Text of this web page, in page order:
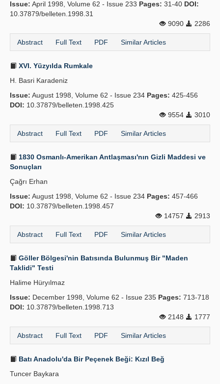
Issue: April 1998, Volume 62 - Issue 233 Pages: 31-40 DOI:
10.37879/belleten.1998.31
9090
2286
Abstract Full Text PDF Similar Articles
XVI. Yüzyılda Rumkale
H. Basri Karadeniz
Issue: August 1998, Volume 62 - Issue 234 Pages: 425-456
DOI: 10.37879/belleten.1998.425
9554
3010
Abstract Full Text PDF Similar Articles
1830 Osmanlı-Amerikan Antlaşması'nın Gizli Maddesi ve
Sonuçları
Çağrı Erhan
Issue: August 1998, Volume 62 - Issue 234 Pages: 457-466
DOI: 10.37879/belleten.1998.457
14757
2913
Abstract Full Text PDF Similar Articles
Göller Bölgesi'nin Batısında Bulunmuş Bir "Maden
Taklidi" Testi
Halime Hüryılmaz
Issue: December 1998, Volume 62 - Issue 235 Pages: 713-718
DOI: 10.37879/belleten.1998.713
2148
1777
Abstract Full Text PDF Similar Articles
Batı Anadolu'da Bir Peçenek Beği: Kızıl Beğ
Tuncer Baykara